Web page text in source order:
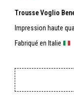
Trousse Voglio
Impression haute
Fabriqué en Italie